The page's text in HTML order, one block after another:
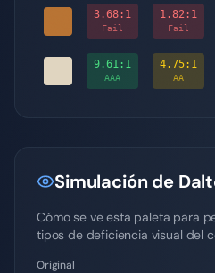
3.68:1
Fail
1.82:1
Fail
9.61:1
AAA
4.75:1
AA
Simulación de
Cómo se ve esta paleta para
tipos de deficiencia visual del
Original